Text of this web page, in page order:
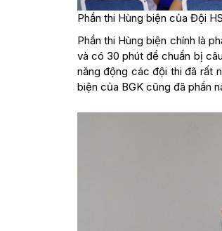
Phần thi Hùng biện của Đội
Phần thi Hùng biện chính là
và có 30 phút để chuẩn bị
năng động các đội thi đã rất
biện của BGK cũng đã phần